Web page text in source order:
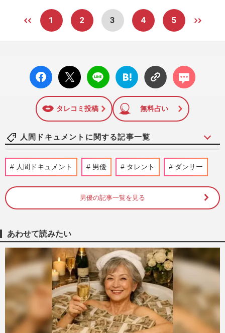
1 2 3 4 5
facebo
ok い
X ポス
ト
LINE
はてな
ブック
に追加
コメン
ト
タレコミ投稿 無料占い
人間ドキュメントに関する記事一覧
元宝塚星組トップスター・湖月わたる「こ
れが宝塚なんだ」振り返るかけがえのない
週刊女性2026年8月18日・25日号 2026/8/8
自死、母は笑って見るだけ…叔母で女優・
藤田三保も協力で訴える“…
週刊女性2026年8月11日号
【訃報】社長からホームレス、そして62歳
で作家デビューの赤松利市、67年の衝撃人
生「私は“下級国民”。死…
週刊女性2023年11月7日号 2026/7/24
人間ドキュメント 男優 タレント ダンサー
男優の記事一覧を見る
あわせて読みたい